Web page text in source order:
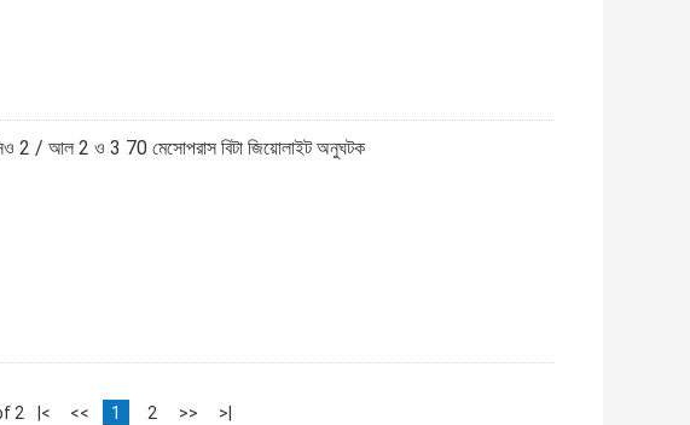
2 / আল 2 ও 3 70 মেসোপরাস বিটা জিয়োলাইট অনুঘটক
2 |< << 1 2 >> >|